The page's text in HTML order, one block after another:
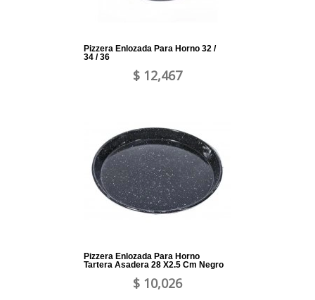
Pizzera Enlozada Para Horno 32 /
34 / 36
$ 12,467
Pizzera Enlozada Para Horno
Tartera Asadera 28 X2.5 Cm Negro
$ 10,026